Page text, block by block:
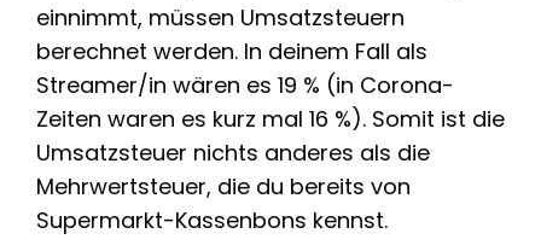
einnimmt, müssen Umsatzsteuern
berechnet werden. In deinem Fall als
Streamer/in wären es 19 % (in Corona-
Zeiten waren es kurz mal 16 %). Somit ist die
Umsatzsteuer nichts anderes als die
Mehrwertsteuer, die du bereits von
Supermarkt-Kassenbons kennst.